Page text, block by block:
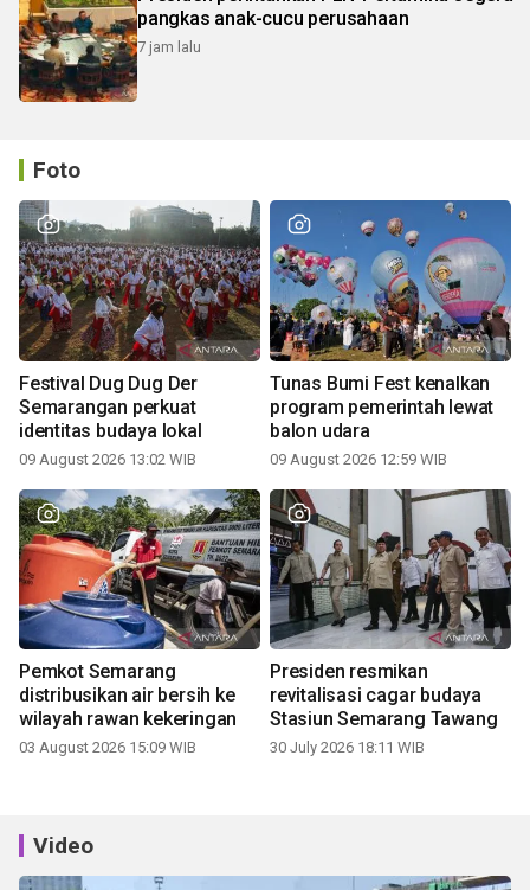
pangkas anak-cucu perusahaan
7 jam lalu
Foto
Festival Dug Dug Der
Semarangan perkuat
identitas budaya lokal
09 August 2026 13:02 WIB
Tunas Bumi Fest kenalkan
program pemerintah lewat
balon udara
09 August 2026 12:59 WIB
Pemkot Semarang
distribusikan air bersih ke
wilayah rawan kekeringan
03 August 2026 15:09 WIB
Presiden resmikan
revitalisasi cagar budaya
Stasiun Semarang Tawang
30 July 2026 18:11 WIB
Video